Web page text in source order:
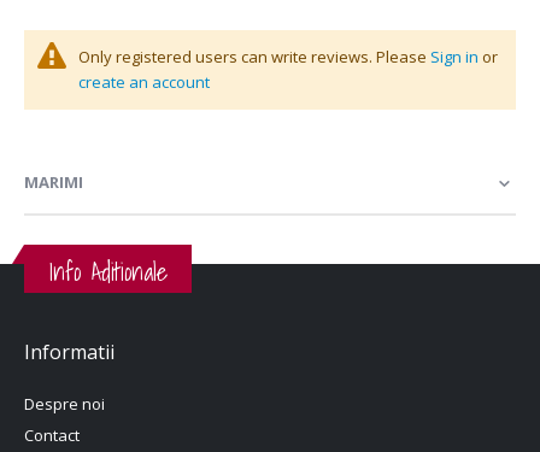
Only registered users can write reviews. Please Sign in or
create an account
MARIMI
Info Aditionale
Informatii
Despre noi
Contact